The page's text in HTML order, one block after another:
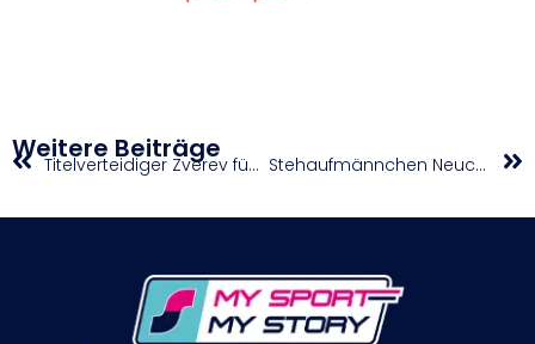
Weitere Beiträge Titelverteidiger Zverev führt Line-up an Stehaufmännchen Neuchrist meldet sich mit Double zurück